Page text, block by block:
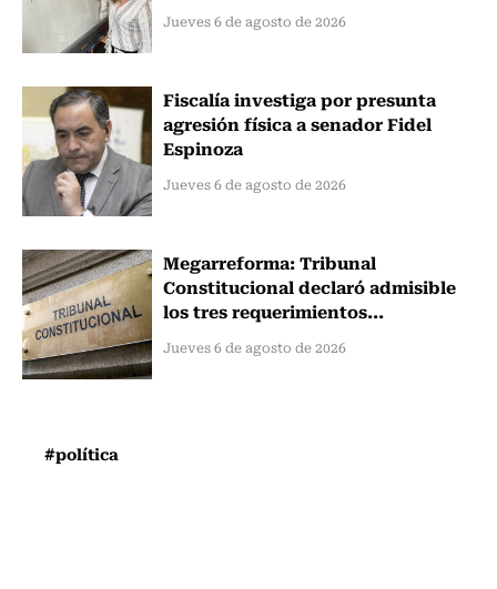
Jueves 6 de agosto de 2026
Fiscalía investiga por presunta
agresión física a senador Fidel
Espinoza
Jueves 6 de agosto de 2026
Megarreforma: Tribunal
Constitucional declaró admisible
los tres requerimientos...
Jueves 6 de agosto de 2026
#política